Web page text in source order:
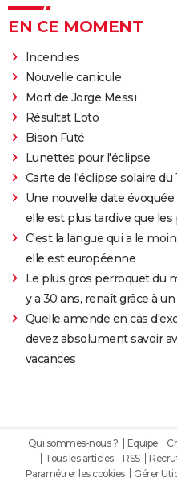
EN CE MOMENT
Incendies
Nouvelle canicule
Mort de Jorge Messi
Résultat Loto
Bison Futé
Lunettes pour l'éclipse
Carte de l'éclipse solaire du
Une nouvelle date
elle est plus tardive que les
C'est la langue qui a le
elle est européenne
Le plus gros perroquet du
y a 30 ans, renaît grâce à
Quelle amende en cas
devez absolument savoir
vacances
Qui sommes-nous ? Equipe
Tous les articles
RSS
Paramétrer les cookies
Gérer